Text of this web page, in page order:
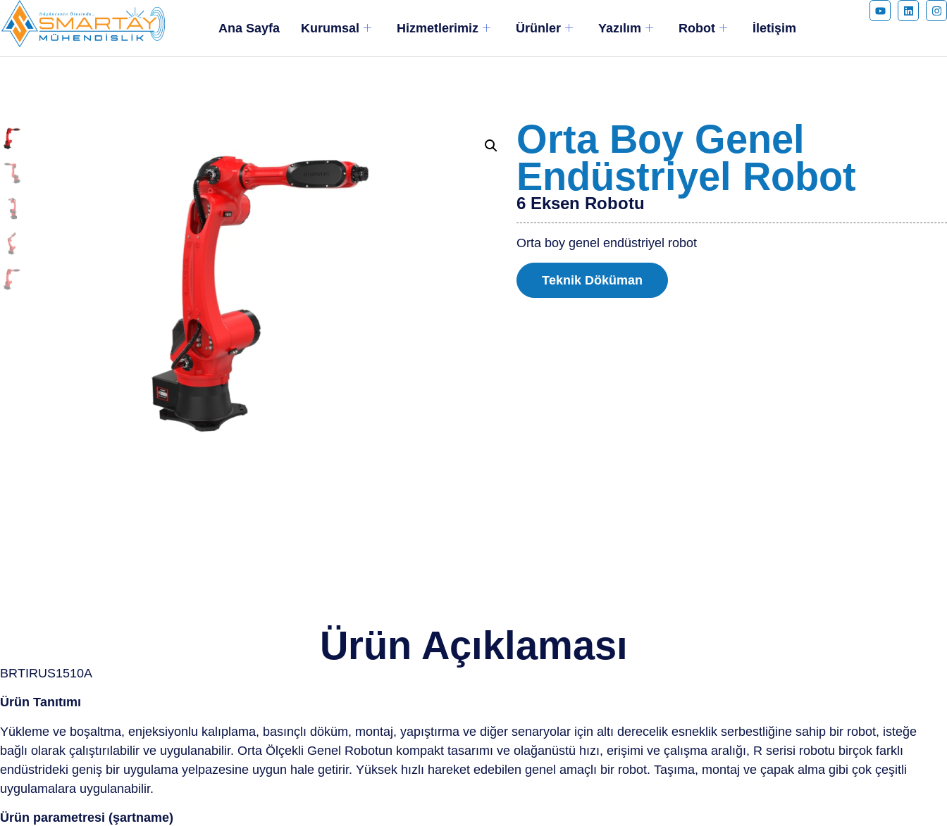
Ana Sayfa Kurumsal Hizmetlerimiz Ürünler Yazılım Robot İletişim
Orta Boy Genel
Endüstriyel Robot
6 Eksen Robotu
Orta boy genel endüstriyel robot
Teknik Döküman
Ürün Açıklaması
BRTIRUS1510A
Ürün Tanıtımı
Yükleme ve boşaltma, enjeksiyonlu kalıplama, basınçlı döküm, montaj, yapıştırma ve diğer senaryolar için altı derecelik esneklik serbestliğine sahip bir robot, isteğe
bağlı olarak çalıştırılabilir ve uygulanabilir. Orta Ölçekli Genel Robotun kompakt tasarımı ve olağanüstü hızı, erişimi ve çalışma aralığı, R serisi robotu birçok farklı
endüstrideki geniş bir uygulama yelpazesine uygun hale getirir. Yüksek hızlı hareket edebilen genel amaçlı bir robot. Taşıma, montaj ve çapak alma gibi çok çeşitli
uygulamalara uygulanabilir.
Ürün parametresi (şartname)